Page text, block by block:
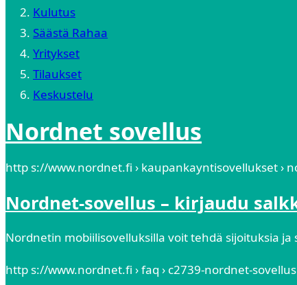
Kulutus
Säästä Rahaa
Yritykset
Tilaukset
Keskustelu
Nordnet sovellus
http s://www.nordnet.fi › kaupankayntisovellukset ›
Nordnet-sovellus – kirjaudu
Nordnetin mobiilisovelluksilla voit tehdä sijoituksia
http s://www.nordnet.fi › faq › c2739-nordnet-sovellus